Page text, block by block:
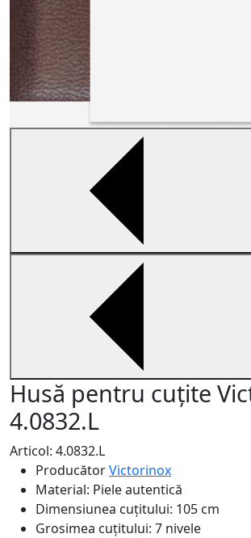
Husă pentru cuțite
4.0832.L
Articol: 4.0832.L
ProducătorVictorinox
Material: Piele autentică
Dimensiunea cuțitului: 105 cm
Grosimea cuțitului: 7 nivele